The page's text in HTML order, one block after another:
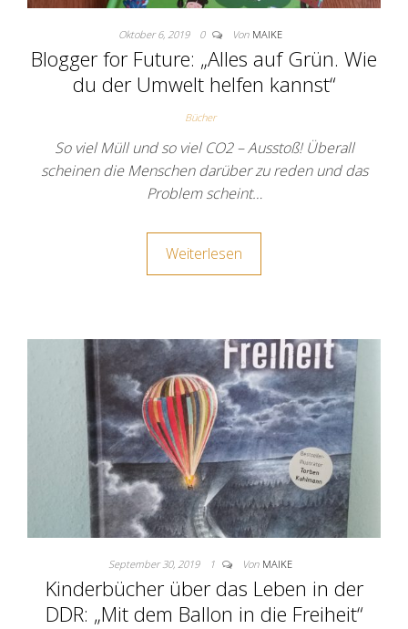
Oktober 6, 2019 0 Von MAIKE
Blogger for Future: „Alles auf Grün. Wie
du der Umwelt helfen kannst“
Bücher
So viel Müll und so viel CO2 – Ausstoß! Überall
scheinen die Menschen darüber zu reden und das
Problem scheint…
Weiterlesen
September 30, 2019 1 Von MAIKE
Kinderbücher über das Leben in der
DDR: „Mit dem Ballon in die Freiheit“